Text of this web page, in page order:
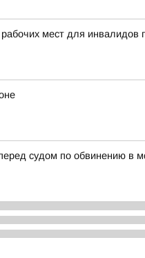
мест для инвалидов
судом по обвинению в